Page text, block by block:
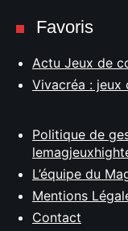
Favoris
Actu Jeux de
Vivacréa : jeux
Politique de
L’équipe du
Mentions
Contact